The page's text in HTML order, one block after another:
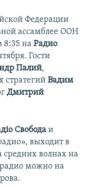
Федерации
ассамблее ООН
8:35 на Радио
Гости
Палий,
стратегий Вадим
Дмитрий
Свобода и
выходит в
средних волнах на
радио можно на